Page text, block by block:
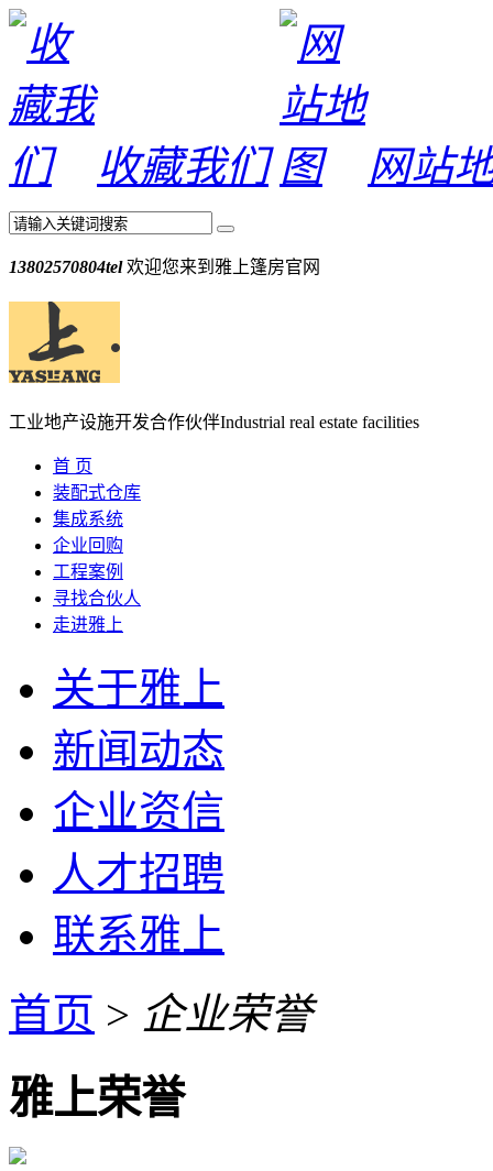
收藏我们 网站
13802570804tel 欢迎您来到雅上篷房官网
工业地产设施开发合作伙伴Industrial real estate facilities
首 页
装配式仓库
集成系统
企业回购
工程案例
寻找合伙人
走进雅上
关于雅上
新闻动态
企业资信
人才招聘
联系雅上
首页 > 企业荣誉
雅上荣誉